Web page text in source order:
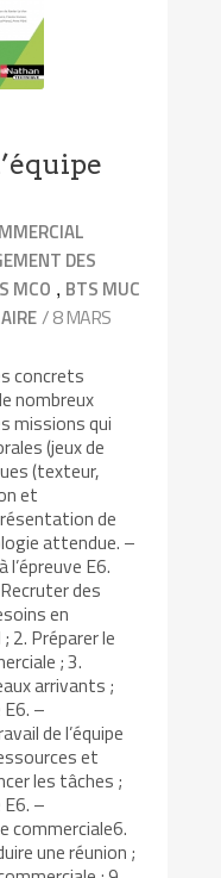
DES
MCO , BTS MUC
/ 8 MARS
concrets
nombreux
missions qui
(jeux de
(texteur,
et
de
attendue. –
E6.
des
en
2. Préparer le
; 3.
arrivants ;
–
de l’équipe
et
les tâches ;
–
commerciale6.
une réunion ;